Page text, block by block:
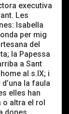
executiva
Les
Isabella
per mig
del
la Papessa
a Sant
al s.IX; i
la faula
elles han
o altra el rol